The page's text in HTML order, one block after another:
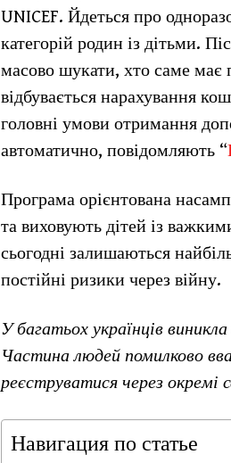
UNICEF. Йдеться про
категорій родин із дітьми.
масово шукати, хто саме має
відбувається нарахування
головні умови отримання
автоматично, повідомляють “
Програма орієнтована
та виховують дітей із
сьогодні залишаються
постійні ризики через війну.
У багатьох українців
Частина людей помилково
реєструватися через
Навигация по статье